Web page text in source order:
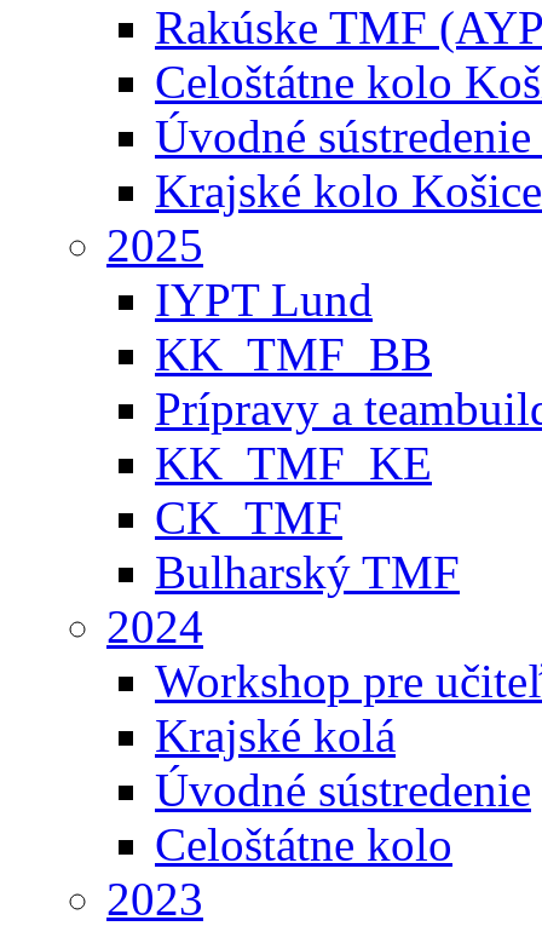
Rakúske TMF
Celoštátne kolo
Úvodné
Krajské kolo Košice
2025
IYPT Lund
KK_TMF_BB
Prípravy a
KK_TMF_KE
CK_TMF
Bulharský TMF
2024
Workshop pre
Krajské kolá
Úvodné sústredenie
Celoštátne kolo
2023